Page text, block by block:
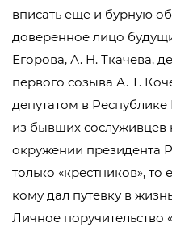
вписать еще и бурную
доверенное лицо
Егорова, А. Н. Ткачева,
первого созыва А. Т.
депутатом в
из бывших
окружении президента
только «крестников», то
кому дал путевку в
Личное поручительство